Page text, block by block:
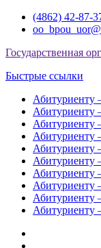
Перейти(4862) 42-87-
Государственная
Быстрые ссылки
Абитуриенту
Абитуриенту
Абитуриенту
Абитуриенту
Абитуриенту
Абитуриенту
Абитуриенту
Абитуриенту
Абитуриенту
Абитуриенту